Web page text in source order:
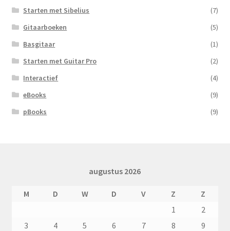
Starten met Sibelius
(7)
Gitaarboeken
(5)
Basgitaar
(1)
Starten met Guitar Pro
(2)
Interactief
(4)
eBooks
(9)
pBooks
(9)
augustus 2026
M D W D V Z
Z
1
2
3
4 5 6 7 8
9